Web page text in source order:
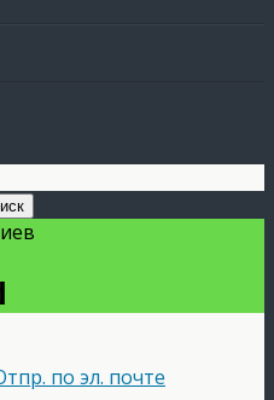
по эл. почте